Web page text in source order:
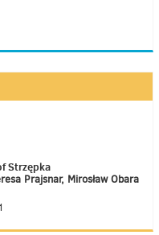
Strzępka
Prajsnar, Mirosław Obara